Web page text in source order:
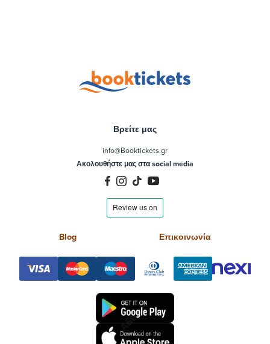
Βρείτε μας
info@Booktickets.gr
Ακολουθήστε μας στα social media
Blog Επικοινωνία